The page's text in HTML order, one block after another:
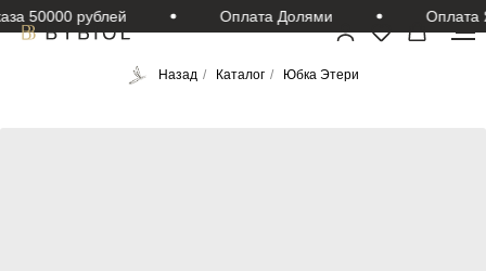
50000 рублей Оплата Долями Оплата
Назад / Каталог / Юбка Этери